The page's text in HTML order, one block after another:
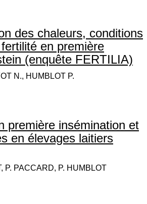
des chaleurs, conditions
en première
(enquête FERTILIA)
N., HUMBLOT P.
première insémination et
en élevages laitiers
P. PACCARD, P. HUMBLOT